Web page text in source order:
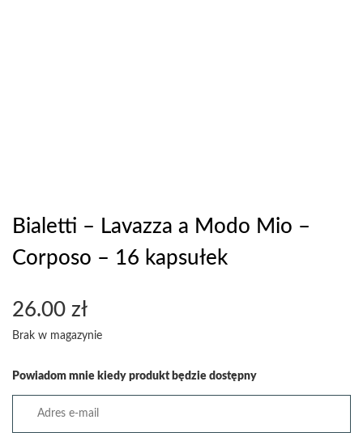
Bialetti – Lavazza a Modo Mio –
Corposo – 16 kapsułek
26.00 zł
Brak w magazynie
Powiadom mnie kiedy produkt będzie dostępny